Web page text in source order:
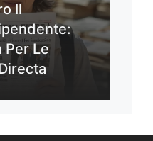
Il
Per Le